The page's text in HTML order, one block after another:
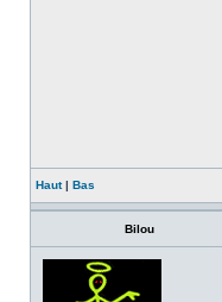
Haut| Bas
Bilou